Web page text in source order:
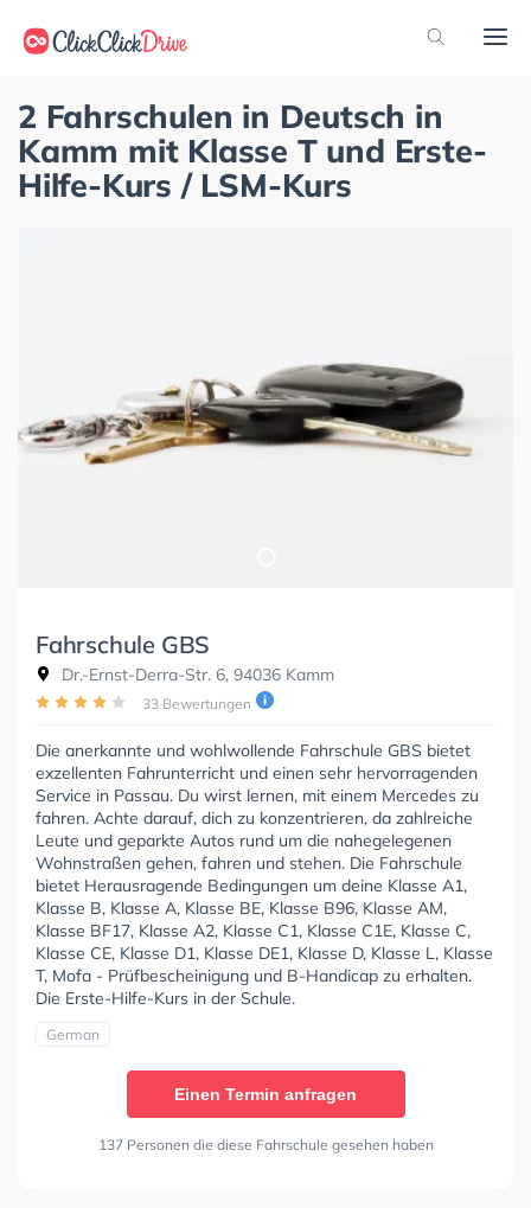
2 Fahrschulen in Deutsch in
Kamm mit Klasse T und Erste-
Hilfe-Kurs / LSM-Kurs
Fahrschule GBS
Dr.-Ernst-Derra-Str. 6, 94036 Kamm
33 Bewertungen
Die anerkannte und wohlwollende Fahrschule GBS bietet
exzellenten Fahrunterricht und einen sehr hervorragenden
Service in Passau. Du wirst lernen, mit einem Mercedes zu
fahren. Achte darauf, dich zu konzentrieren, da zahlreiche
Leute und geparkte Autos rund um die nahegelegenen
Wohnstraßen gehen, fahren und stehen. Die Fahrschule
bietet Herausragende Bedingungen um deine Klasse A1,
Klasse B, Klasse A, Klasse BE, Klasse B96, Klasse AM,
Klasse BF17, Klasse A2, Klasse C1, Klasse C1E, Klasse C,
Klasse CE, Klasse D1, Klasse DE1, Klasse D, Klasse L, Klasse
T, Mofa - Prüfbescheinigung und B-Handicap zu erhalten.
Die Erste-Hilfe-Kurs in der Schule.
German
Einen Termin anfragen
137 Personen die diese Fahrschule gesehen haben